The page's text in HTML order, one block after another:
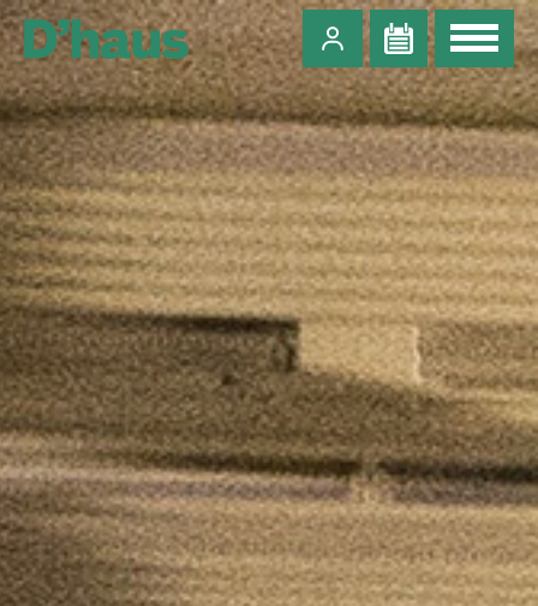
Zum Hauptinhalt springen Zum Footer springen